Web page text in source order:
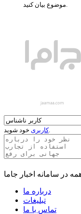
کاربریخود شوید.
در سامانه اخبار جاما
درباره ما
تبلیغات
تماس با ما